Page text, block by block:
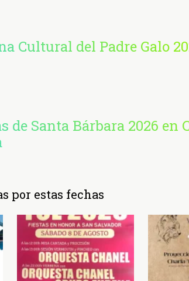
Cultural del Padre Galo
de Santa Bárbara 2026 en
por estas fechas